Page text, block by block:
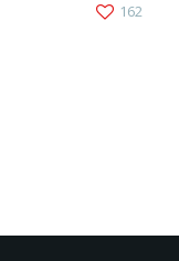
162